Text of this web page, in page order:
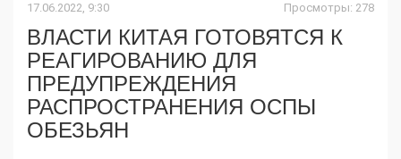
17.06.2022, 9:30 Просмотры: 278
ВЛАСТИ КИТАЯ ГОТОВЯТСЯ К
РЕАГИРОВАНИЮ ДЛЯ
ПРЕДУПРЕЖДЕНИЯ
РАСПРОСТРАНЕНИЯ ОСПЫ
ОБЕЗЬЯН